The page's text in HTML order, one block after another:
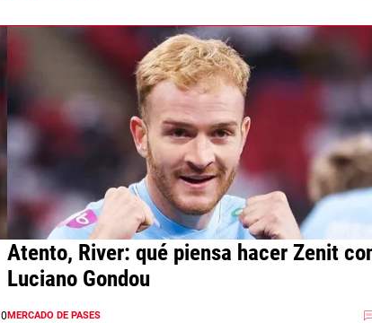
0
Atento, River: qué piensa hacer Zenit
Luciano Gondou
MERCADO DE PASES